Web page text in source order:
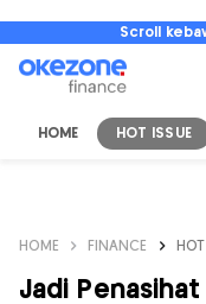
Scroll
HOME HOT ISSUE
HOME FINANCE
Jadi Penasihat